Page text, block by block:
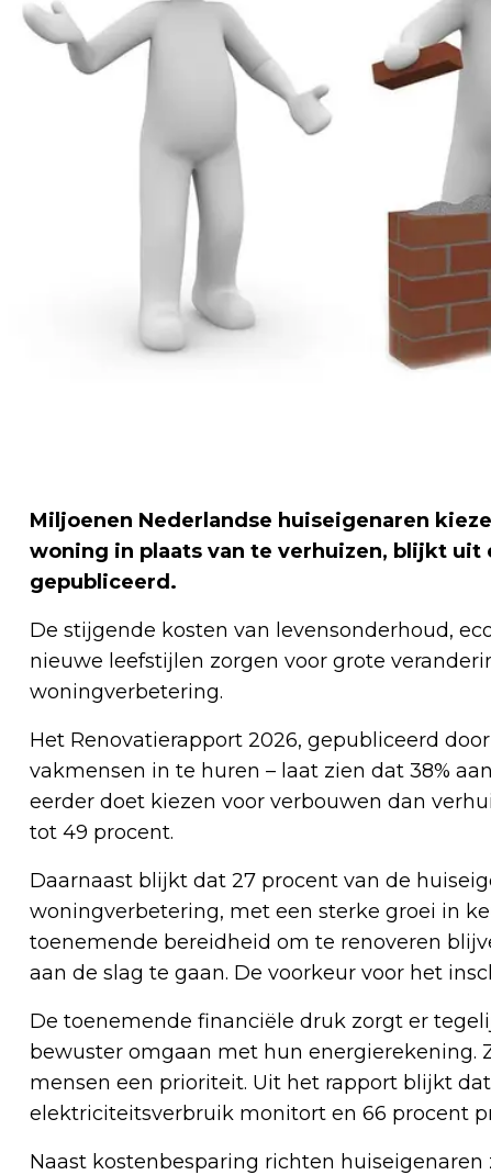
Miljoenen Nederlandse huiseigenaren
woning in plaats van te verhuizen, blijkt uit
gepubliceerd.
De stijgende kosten van levensonderhoud,
nieuwe leefstijlen zorgen voor grote
woningverbetering.
Het Renovatierapport 2026, gepubliceerd door
vakmensen in te huren – laat zien dat 38%
eerder doet kiezen voor verbouwen dan
tot 49 procent.
Daarnaast blijkt dat 27 procent van de
woningverbetering, met een sterke groei in
toenemende bereidheid om te renoveren
aan de slag te gaan. De voorkeur voor het
De toenemende financiële druk zorgt er
bewuster omgaan met hun energierekening.
mensen een prioriteit. Uit het rapport blijkt
elektriciteitsverbruik monitort en 66 procent
Naast kostenbesparing richten